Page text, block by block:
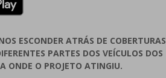
ESCONDER ATRÁS DE COBERTURAS
PARTES DOS VEÍCULOS DOS
ONDE O PROJETO ATINGIU.